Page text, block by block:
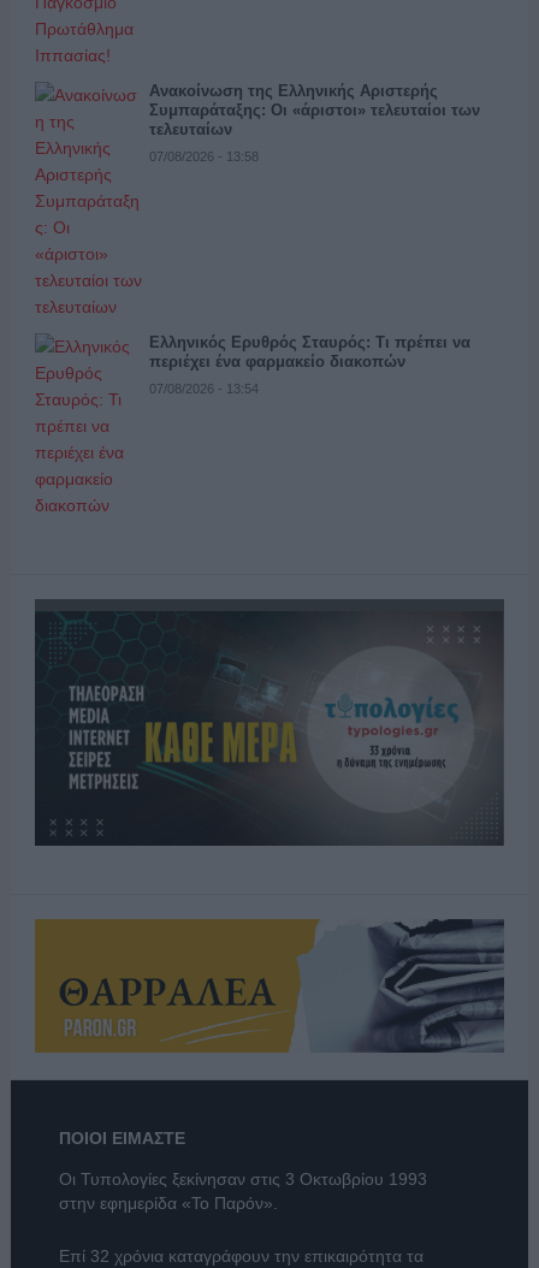
Ανακοίνωση της Ελληνικής Αριστερής
Συμπαράταξης: Οι «άριστοι» τελευταίοι των
τελευταίων
07/08/2026 - 13:58
Ελληνικός Ερυθρός Σταυρός: Τι πρέπει να
περιέχει ένα φαρμακείο διακοπών
07/08/2026 - 13:54
ΠΟΙΟΙ ΕΙΜΑΣΤΕ
Οι Τυπολογίες ξεκίνησαν στις 3 Οκτωβρίου 1993
στην εφημερίδα «Το Παρόν».
Επί 32 χρόνια καταγράφουν την επικαιρότητα τα